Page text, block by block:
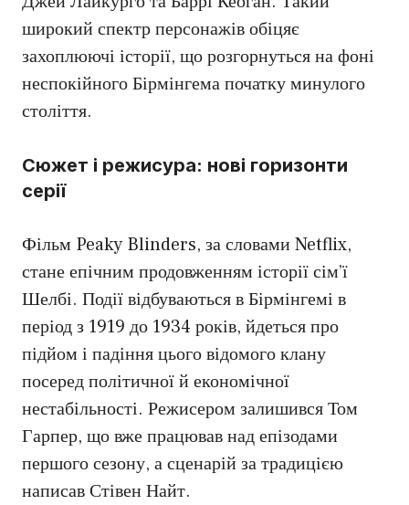
широкий спектр персонажів обіцяє
захоплюючі історії, що розгорнуться на фоні
неспокійного Бірмінгема початку минулого
століття.
Сюжет і режисура: нові горизонти
серії
Фільм Peaky Blinders, за словами Netflix,
стане епічним продовженням історії сім’ї
Шелбі. Події відбуваються в Бірмінгемі в
період з 1919 до 1934 років, йдеться про
підйом і падіння цього відомого клану
посеред політичної й економічної
нестабільності. Режисером залишився Том
Гарпер, що вже працював над епізодами
першого сезону, а сценарій за традицією
написав Стівен Найт.